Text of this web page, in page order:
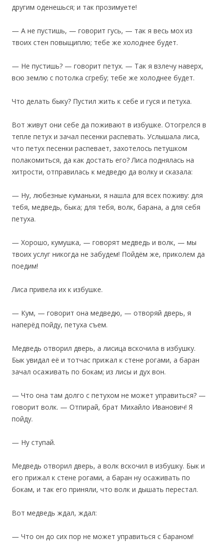
другим оденешься; и так прозимуете!
— А не пустишь, — говорит гусь, — так я весь мох из
твоих стен повыщиплю; тебе же холоднее будет.
— Не пустишь? — говорит петух. — Так я взлечу наверх,
всю землю с потолка сгребу; тебе же холоднее будет.
Что делать быку? Пустил жить к себе и гуся и петуха.
‎Вот живут они себе да поживают в избушке. Отогрелся в
тепле петух и зачал песенки распевать. Услышала лиса,
что петух песенки распевает, захотелось петушком
полакомиться, да как достать его? Лиса поднялась на
хитрости, отправилась к медведю да волку и сказала:
— Ну, любезные куманьки, я нашла для всех поживу: для
тебя, медведь, быка; для тебя, волк, барана, а для себя
петуха.
— Хорошо, кумушка, — говорят медведь и волк, — мы
твоих услуг никогда не забудем! Пойдём же, приколем да
поедим!
Лиса привела их к избушке.
— Кум, — говорит она медведю, — отворяй дверь, я
наперёд пойду, петуха съем.
Медведь отворил дверь, а лисица вскочила в избушку.
Бык увидал её и тотчас прижал к стене рогами, а баран
зачал осаживать по бокам; из лисы и дух вон.
— Что она там долго с петухом не может управиться? —
говорит волк. — Отпирай, брат Михайло Иванович! Я
пойду.
— Ну ступай.
Медведь отворил дверь, а волк вскочил в избушку. Бык и
его прижал к стене рогами, а баран ну осаживать по
бокам, и так его приняли, что волк и дышать перестал.
Вот медведь ждал, ждал:
— Что он до сих пор не может управиться с бараном!